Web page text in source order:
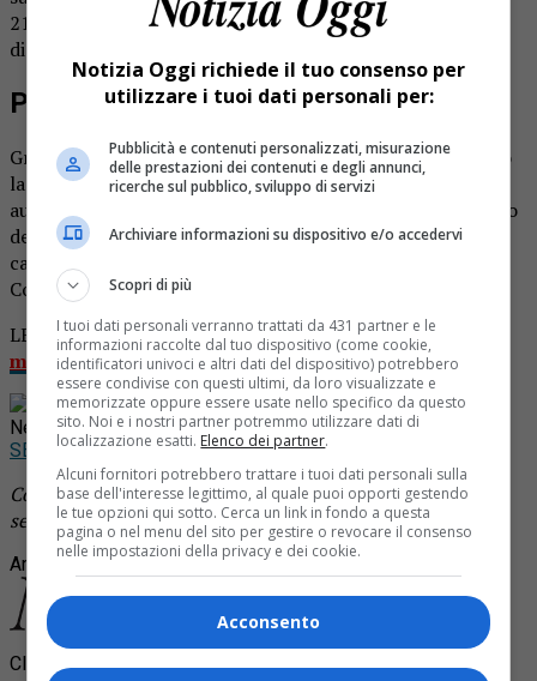
21. Tre persone soccorse. Lo riportano i colleghi
di
Paura sulla Milano Meda
Grave incidente nella serata di giovedì 19 dicembre, lungo
la Milano Meda. Per cause ancora da accertare, un
automobilista alla guida di una Jaguar ha perso il controllo
del mezzo che ha sfondato le barriere di protezione del
cavalcavia che passa sopra la SS35, nel tratto Bollate –
Cormano Cusano, ed è precipitato lungo la Milano Meda.
LEGGI ANCHE Grave incidente: studente investito
mentre attraversava la strada
Rimani aggiornato seguendoci su Google
News!
SEGUICI
Continua a leggere le notizie diNotizia Oggi Borgosesia
segui la nostrapagina Facebook
Argomenti correlati:autoincidente sfonda barriere
Clicca per commentare
Notizia Oggi richiede il tuo consenso per
utilizzare i tuoi dati personali per:
Pubblicità e contenuti personalizzati, misurazione
delle prestazioni dei contenuti e degli annunci,
ricerche sul pubblico, sviluppo di servizi
Archiviare informazioni su dispositivo e/o accedervi
Scopri di più
I tuoi dati personali verranno trattati da 431 partner e le
informazioni raccolte dal tuo dispositivo (come cookie,
identificatori univoci e altri dati del dispositivo) potrebbero
essere condivise con questi ultimi, da loro visualizzate e
memorizzate oppure essere usate nello specifico da questo
sito. Noi e i nostri partner potremmo utilizzare dati di
localizzazione esatti. Elenco dei partner.
Alcuni fornitori potrebbero trattare i tuoi dati personali sulla
base dell'interesse legittimo, al quale puoi opporti gestendo
le tue opzioni qui sotto. Cerca un link in fondo a questa
pagina o nel menu del sito per gestire o revocare il consenso
nelle impostazioni della privacy e dei cookie.
Acconsento